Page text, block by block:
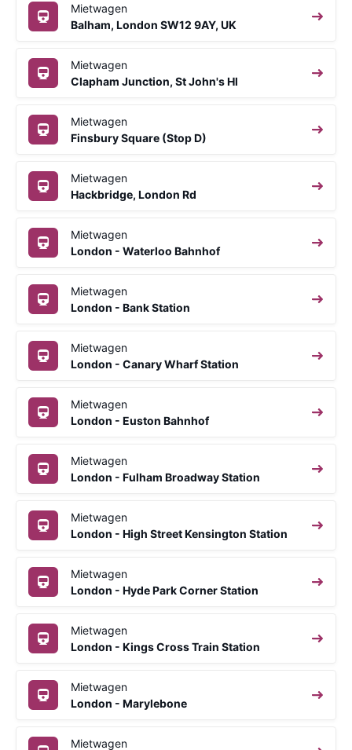
Mietwagen
Balham, London SW12 9AY, UK
Mietwagen
Clapham Junction, St John's Hl
Mietwagen
Finsbury Square (Stop D)
Mietwagen
Hackbridge, London Rd
Mietwagen
London - Waterloo Bahnhof
Mietwagen
London - Bank Station
Mietwagen
London - Canary Wharf Station
Mietwagen
London - Euston Bahnhof
Mietwagen
London - Fulham Broadway Station
Mietwagen
London - High Street Kensington Station
Mietwagen
London - Hyde Park Corner Station
Mietwagen
London - Kings Cross Train Station
Mietwagen
London - Marylebone
Mietwagen